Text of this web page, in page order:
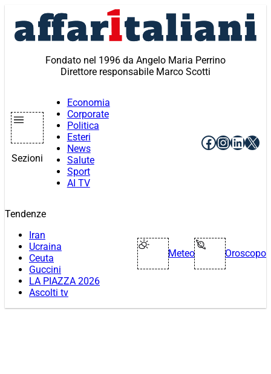
contenuto
Fondato nel 1996 da Angelo Maria Perrino
Direttore responsabile Marco Scotti
Sezioni
Economia
Corporate
Politica
Esteri
News
Salute
Sport
AI TV
Facebook
X
Tendenze
Iran
Ucraina
Ceuta
Guccini
LA PIAZZA 2026
Ascolti tv
Meteo Oroscopo